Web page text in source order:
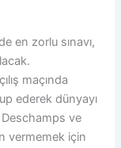
en zorlu sınavı,
maçında
ederek dünyayı
Deschamps ve
vermemek için